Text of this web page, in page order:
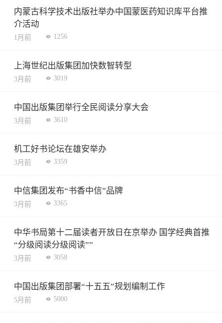
内蒙古科学技术出版社举办中国蒙医药知识库平台推
介活动
1月前 1256
上海世纪出版集团加快数智转型
3月前 3019
中国出版集团举行全民阅读分享大会
3月前 3610
机工好书论坛在雄安举办
3月前 3359
中信集团发布“书香中信”品牌
3月前 3365
中华书局第十二届读者开放日在京举办 国学经典首推
“分级阅读分级阅读””
3月前 3058
中国出版集团部署“十五五”规划编制工作
5月前 5000